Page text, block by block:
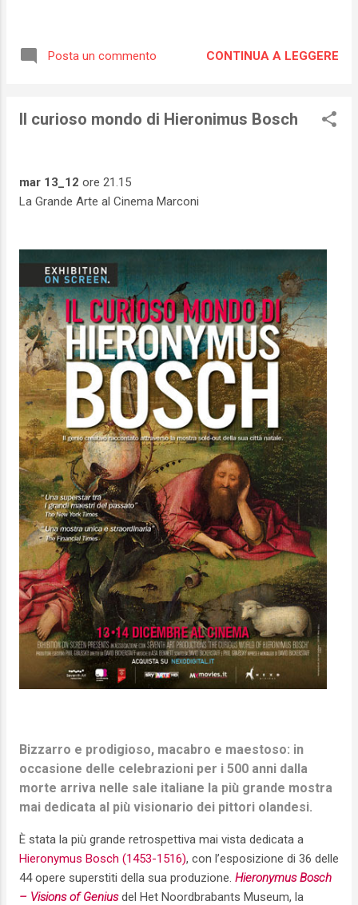
Posta un commento CONTINUA A LEGGERE
Il curioso mondo di Hieronimus Bosch
mar 13_12 ore 21.15
La Grande Arte al Cinema Marconi
Bizzarro e prodigioso, macabro e maestoso: in
occasione delle celebrazioni per i 500 anni dalla
morte arriva nelle sale italiane la più grande mostra
mai dedicata al più visionario dei pittori olandesi.
È stata la più grande retrospettiva mai vista dedicata a
Hieronymus Bosch (1453-1516), con l’esposizione di 36 delle
44 opere superstiti della sua produzione. Hieronymus Bosch
– Visions of Geniusdel Het Noordbrabants Museum, la